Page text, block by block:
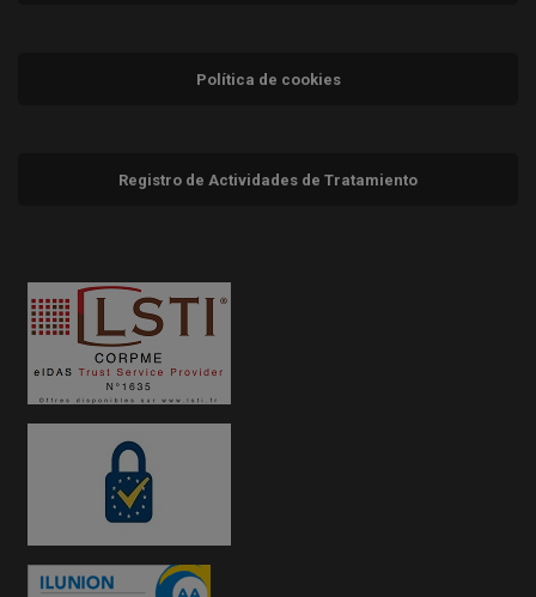
Política de cookies
Registro de Actividades de Tratamiento